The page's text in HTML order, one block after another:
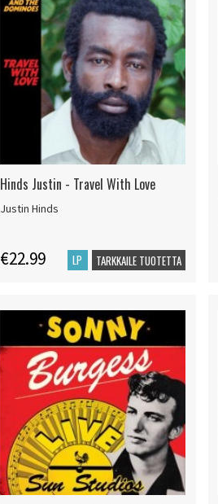
Hinds Justin - Travel With Love
Justin Hinds
€22.99 LP TARKKAILE TUOTETTA